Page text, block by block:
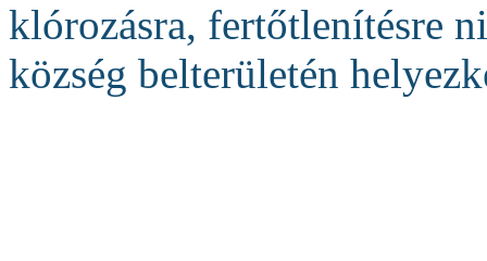
klórozásra, fertőtlenítésre
község belterületén